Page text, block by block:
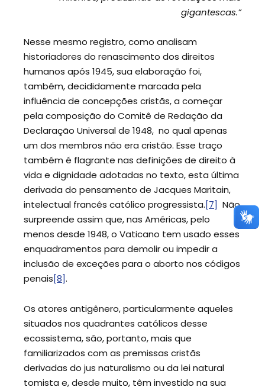
gigantescas.”
Nesse mesmo registro, como analisam
historiadores do renascimento dos direitos
humanos após 1945, sua elaboração foi,
também, decididamente marcada pela
influência de concepções cristãs, a começar
pela composição do Comitê de Redação da
Declaração Universal de 1948, no qual apenas
um dos membros não era cristão. Esse traço
também é flagrante nas definições de direito à
vida e dignidade adotadas no texto, esta última
derivada do pensamento de Jacques Maritain,
intelectual francês católico progressista.[7] Não
surpreende assim que, nas Américas, pelo
menos desde 1948, o Vaticano tem usado esses
enquadramentos para demolir ou impedir a
inclusão de exceções para o aborto nos códigos
penais[8].
Os atores antigênero, particularmente aqueles
situados nos quadrantes católicos desse
ecossistema, são, portanto, mais que
familiarizados com as premissas cristãs
derivadas do jus naturalismo ou da lei natural
tomista e, desde muito, têm investido na sua